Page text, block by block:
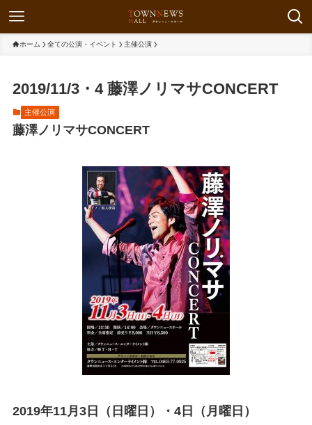
ホーム 全ての公演・イベント 主催公演
2019/11/3・4 藤澤ノリマサCONCERT
主催公演
藤澤ノリマサCONCERT
2019年11月3日（日曜日）・4日（月曜日）